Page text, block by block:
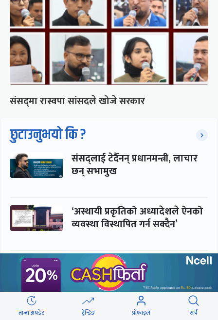
संसद्‍मा रास्वपा सांसदले खोजे सरकार
छुटाउनुभयो कि ?
संसद्लाई टेर्दैनन् प्रधानमन्त्री, लाचार
छन् सभामुख
‘अस्थायी प्रकृतिको अध्यादेशले ऐनको
व्यवस्था विस्थापित गर्न सक्दैन’
सरकार-प्रसाईं लुकामारी : छिनमै
पक्राउ, तुरुन्तै रिहा
ताजा अपडेट ट्रेन्डिङ प्रोफाइल सर्च